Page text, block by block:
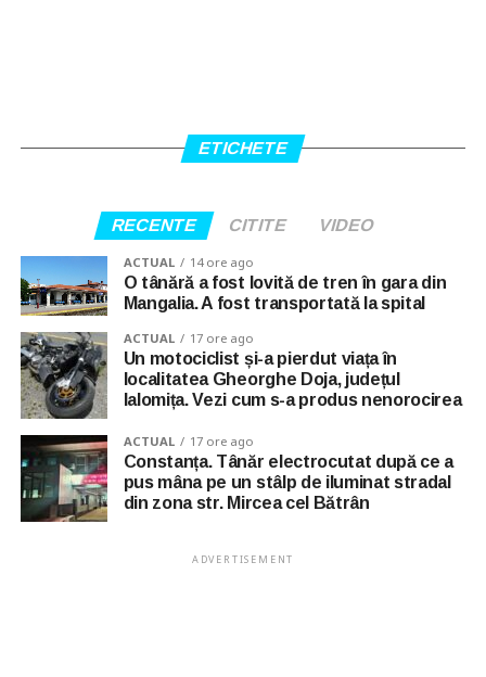
ETICHETE
RECENTE CITITE VIDEO
ACTUAL 14 ore ago
O tânără a fost lovită de tren în gara din
Mangalia. A fost transportată la spital
ACTUAL 17 ore ago
Un motociclist și-a pierdut viața în
localitatea Gheorghe Doja, județul
Ialomița. Vezi cum s-a produs nenorocirea
ACTUAL 17 ore ago
Constanța. Tânăr electrocutat după ce a
pus mâna pe un stâlp de iluminat stradal
din zona str. Mircea cel Bătrân
ADVERTISEMENT